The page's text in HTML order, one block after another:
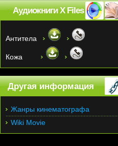
Аудиокниги X Files
Антитела
Кожа
Другая информация
Жанры кинематографа
Wiki Movie